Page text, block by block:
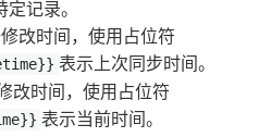
记录。
改时间，使用占位符
表示上次同步时间。
改时间，使用占位符
表示当前时间。